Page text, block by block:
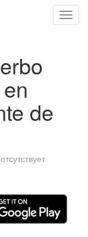
de
отсутствует